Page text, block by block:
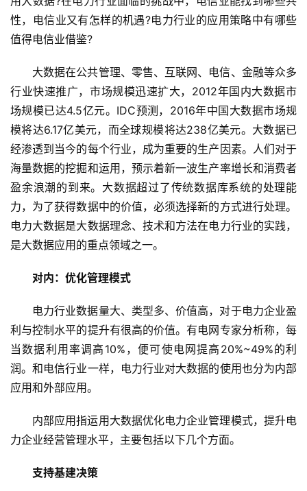
性，电信业又有怎样的机遇?电力行业的应用策略中有哪些
值得电信业借鉴?
大数据在公共管理、零售、互联网、电信、金融等众多
行业快速推广，市场规模迅速扩大，2012年国内大数据市
场规模已达4.5亿元。IDC预测，2016年中国大数据市场规
模将达6.17亿美元，而全球规模将达238亿美元。大数据已
经渗透到当今的每个行业，成为重要的生产因素。人们对于
海量数据的挖掘和运用，预示着新一波生产率增长和消费者
盈余浪潮的到来。大数据超过了传统数据库系统的处理能
力，为了获得数据中的价值，必须选择新的方式进行处理。
电力大数据是大数据理念、技术和方法在电力行业的实践，
是大数据应用的重点领域之一。
对内：优化管理模式
电力行业数据量大、类型多、价值高，对于电力企业盈
利与控制水平的提升有很高的价值。有电网专家分析称，每
当数据利用率调高10%，便可使电网提高20%~49%的利
润。和电信行业一样，电力行业对大数据的使用也分为内部
应用和外部应用。
内部应用指运用大数据优化电力企业管理模式，提升电
力企业经营管理水平，主要包括以下几个方面。
支持基建决策